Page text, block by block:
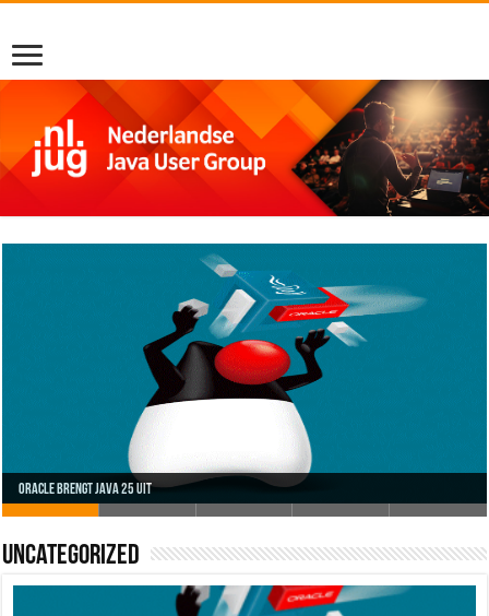
Oracle brengt Java 25 uit
Java 17
Java Magazine 2024 #4
Nieuwe community manager Simon!
J-Fall 2024
Uncategorized